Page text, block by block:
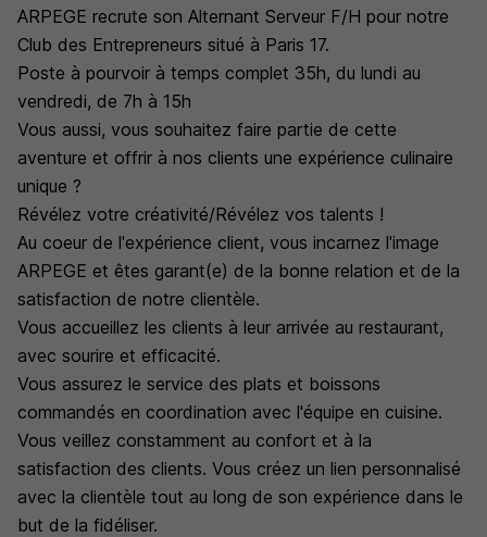
ARPEGE recrute son Alternant Serveur F/H pour notre
Club des Entrepreneurs situé à Paris 17.
Poste à pourvoir à temps complet 35h, du lundi au
vendredi, de 7h à 15h
Vous aussi, vous souhaitez faire partie de cette
aventure et offrir à nos clients une expérience culinaire
unique ?
Révélez votre créativité/Révélez vos talents !
Au coeur de l'expérience client, vous incarnez l'image
ARPEGE et êtes garant(e) de la bonne relation et de la
satisfaction de notre clientèle.
Vous accueillez les clients à leur arrivée au restaurant,
avec sourire et efficacité.
Vous assurez le service des plats et boissons
commandés en coordination avec l'équipe en cuisine.
Vous veillez constamment au confort et à la
satisfaction des clients. Vous créez un lien personnalisé
avec la clientèle tout au long de son expérience dans le
but de la fidéliser.